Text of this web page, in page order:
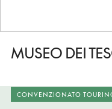
MUSEO DEI
CONVENZIONATO